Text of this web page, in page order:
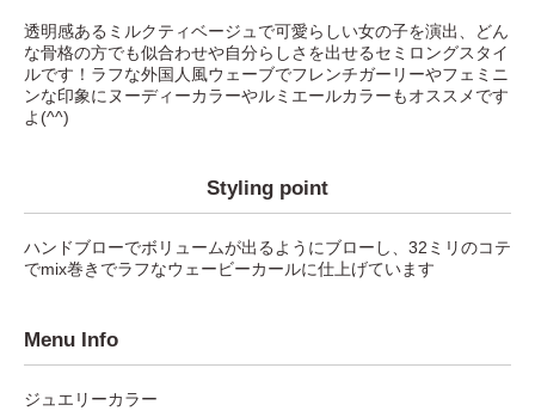
透明感あるミルクティベージュで可愛らしい女の子を演出、どん
な骨格の方でも似合わせや自分らしさを出せるセミロングスタイ
ルです！ラフな外国人風ウェーブでフレンチガーリーやフェミニ
ンな印象にヌーディーカラーやルミエールカラーもオススメです
よ(^^)
Styling point
ハンドブローでボリュームが出るようにブローし、32ミリのコテ
でmix巻きでラフなウェービーカールに仕上げています
Menu Info
ジュエリーカラー